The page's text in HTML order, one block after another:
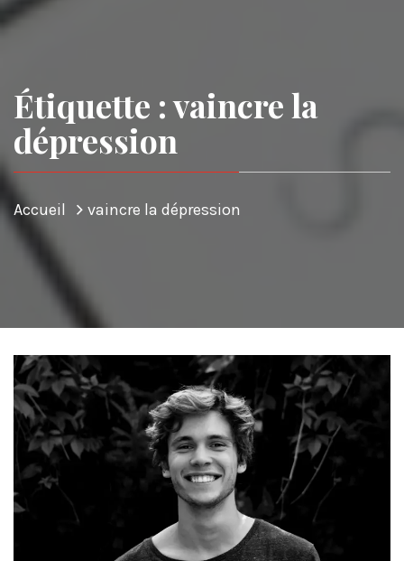
Étiquette : vaincre la
dépression
Accueil vaincre la dépression